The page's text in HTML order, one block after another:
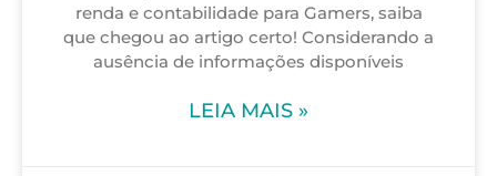
renda e contabilidade para Gamers, saiba
que chegou ao artigo certo! Considerando a
ausência de informações disponíveis
LEIA MAIS »